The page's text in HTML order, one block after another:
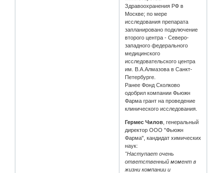
Здравоохранения РФ в
Москве; по мере
исследования препарата
запланировано подключение
второго центра - Северо-
западного федерального
медицинского
исследовательского центра
им. В.А.Алмазова в Санкт-
Петербурге.
Ранее Фонд Сколково
одобрил компании Фьюжн
Фарма грант на проведение
клинического исследования.
Гермес Чилов , генеральный
директор ООО "Фьюжн
Фарма", кандидат химических
наук:
"Наступает очень
ответственный момент в
жизни компании и